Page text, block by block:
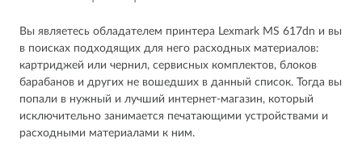
Вы являетесь обладателем принтера Lexmark MS 617dn и вы
в поисках подходящих для него расходных материалов:
картриджей или чернил, сервисных комплектов, блоков
барабанов и других не вошедших в данный список. Тогда вы
попали в нужный и лучший интернет-магазин, который
исключительно занимается печатающими устройствами и
расходными материалами к ним.